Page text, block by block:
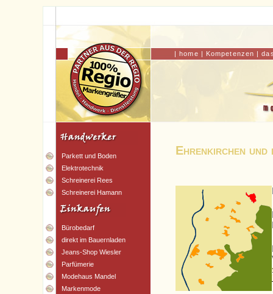
|home | Kompetenzen |
Parkett und Boden
Elektrotechnik
Schreinerei Rees
Schreinerei Hamann
Bürobedarf
direkt im Bauernladen
Jeans-Shop Wiesler
Parfümerie
Modehaus Mandel
Markenmode
Ehrenkirchen und